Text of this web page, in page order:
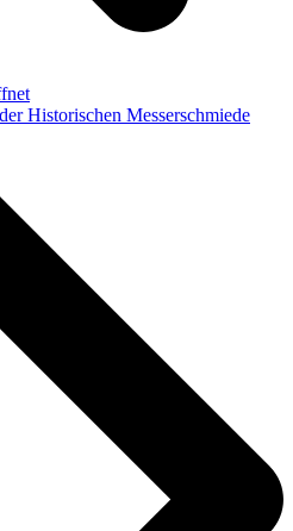
Historischen Messerschmiede